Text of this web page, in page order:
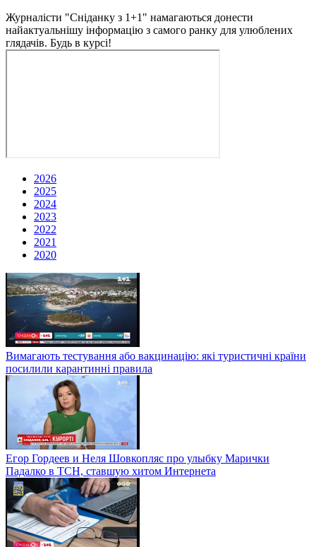
Журналісти "Сніданку з 1+1" намагаються донести
найактуальнішу інформацію з самого ранку для улюблених
глядачів. Будь в курсі!
2026
2025
2024
2023
2022
2021
2020
Вимагають тестування або вакцинацію: які туристичні країни
посилили карантинні правила
Егор Гордеев и Неля Шовкопляс про улыбку Марички
Падалко в ТСН, ставшую хитом Интернета